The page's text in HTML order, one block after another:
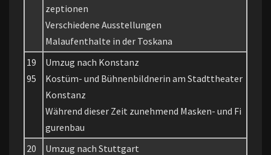
zeptionen
Verschiedene Ausstellungen
Malaufenthalte in der Toskana
19
95
Umzug nach Konstanz
Kostüm- und Bühnenbildnerin am Stadttheater
Konstanz
Während dieser Zeit zunehmend Masken- und Fi
gurenbau
20
Umzug nach Stuttgart